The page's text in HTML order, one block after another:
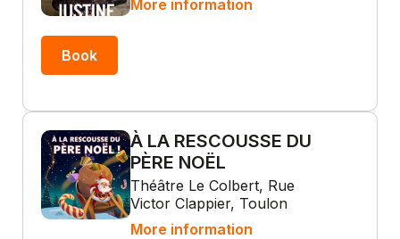
More information
Book
À LA RESCOUSSE DU
PÈRE NOËL
Théâtre Le Colbert, Rue
Victor Clappier, Toulon
More information